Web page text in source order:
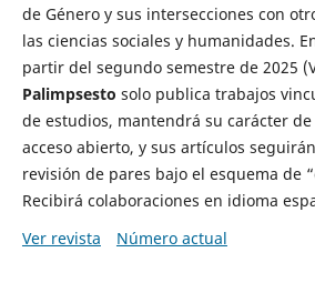
de Género y sus intersecciones con
las ciencias sociales y humanidades.
partir del segundo semestre de 2025
Palimpsesto solo publica trabajos
de estudios, mantendrá su carácter
acceso abierto, y sus artículos
revisión de pares bajo el esquema de
Recibirá colaboraciones en idioma
Ver revista
Número actual